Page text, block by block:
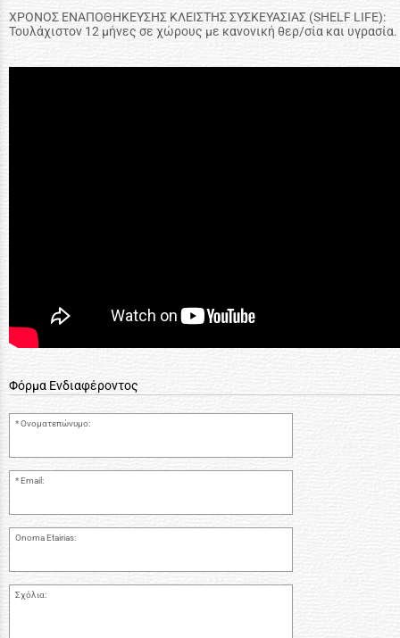
ΧΡΟΝΟΣ ΕΝΑΠΟΘΗΚΕΥΣΗΣ ΚΛΕΙΣΤΗΣ ΣΥΣΚΕΥΑΣΙΑΣ (SHELF LIFE):
Τουλάχιστον 12 μήνες σε χώρους με κανονική θερ/σία και υγρασία.
Φόρμα Ενδιαφέροντος
Ονοματεπώνυμο:
Email:
Onoma Etairias:
Σχόλια: